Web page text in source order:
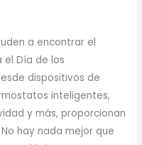
a encontrar el
Día de los
dispositivos de
inteligentes,
y más, proporcionan
hay nada mejor que